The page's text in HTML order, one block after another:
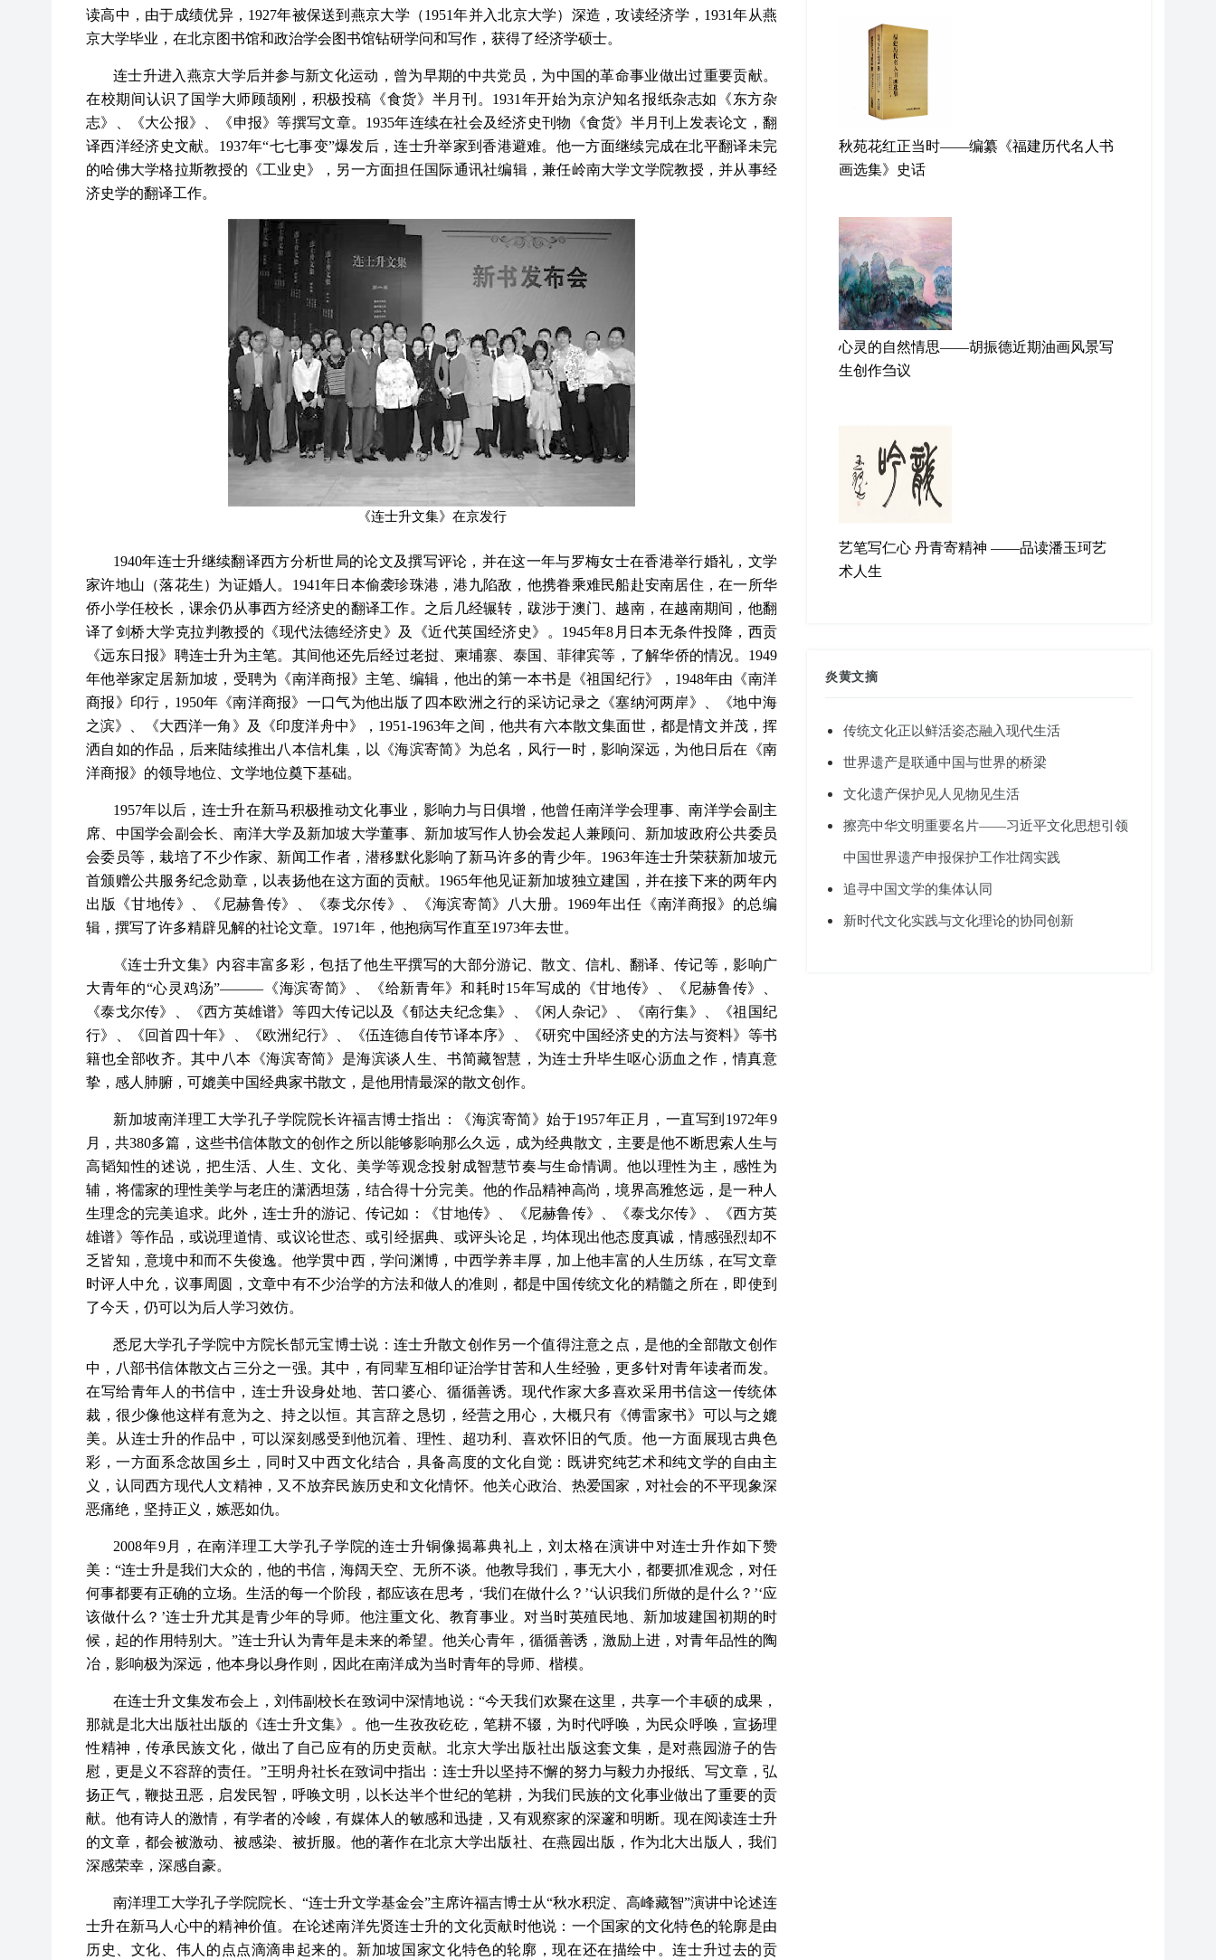
读高中，由于成绩优异，1927年被保送到燕京大学（1951年并入北京大学）深造，攻读经济学，1931年从燕
京大学毕业，在北京图书馆和政治学会图书馆钻研学问和写作，获得了经济学硕士。
连士升进入燕京大学后并参与新文化运动，曾为早期的中共党员，为中国的革命事业做出过重要贡献。
在校期间认识了国学大师顾颉刚，积极投稿《食货》半月刊。1931年开始为京沪知名报纸杂志如《东方杂
志》、《大公报》、《申报》等撰写文章。1935年连续在社会及经济史刊物《食货》半月刊上发表论文，翻
译西洋经济史文献。1937年“七七事变”爆发后，连士升举家到香港避难。他一方面继续完成在北平翻译未完
的哈佛大学格拉斯教授的《工业史》，另一方面担任国际通讯社编辑，兼任岭南大学文学院教授，并从事经
济史学的翻译工作。
《连士升文集》在京发行
1940年连士升继续翻译西方分析世局的论文及撰写评论，并在这一年与罗梅女士在香港举行婚礼，文学
家许地山（落花生）为证婚人。1941年日本偷袭珍珠港，港九陷敌，他携眷乘难民船赴安南居住，在一所华
侨小学任校长，课余仍从事西方经济史的翻译工作。之后几经辗转，跋涉于澳门、越南，在越南期间，他翻
译了剑桥大学克拉判教授的《现代法德经济史》及《近代英国经济史》。1945年8月日本无条件投降，西贡
《远东日报》聘连士升为主笔。其间他还先后经过老挝、柬埔寨、泰国、菲律宾等，了解华侨的情况。1949
年他举家定居新加坡，受聘为《南洋商报》主笔、编辑，他出的第一本书是《祖国纪行》，1948年由《南洋
商报》印行，1950年《南洋商报》一口气为他出版了四本欧洲之行的采访记录之《塞纳河两岸》、《地中海
之滨》、《大西洋一角》及《印度洋舟中》，1951-1963年之间，他共有六本散文集面世，都是情文并茂，挥
洒自如的作品，后来陆续推出八本信札集，以《海滨寄简》为总名，风行一时，影响深远，为他日后在《南
洋商报》的领导地位、文学地位奠下基础。
1957年以后，连士升在新马积极推动文化事业，影响力与日俱增，他曾任南洋学会理事、南洋学会副主
席、中国学会副会长、南洋大学及新加坡大学董事、新加坡写作人协会发起人兼顾问、新加坡政府公共委员
会委员等，栽培了不少作家、新闻工作者，潜移默化影响了新马许多的青少年。1963年连士升荣获新加坡元
首颁赠公共服务纪念勋章，以表扬他在这方面的贡献。1965年他见证新加坡独立建国，并在接下来的两年内
出版《甘地传》、《尼赫鲁传》、《泰戈尔传》、《海滨寄简》八大册。1969年出任《南洋商报》的总编
辑，撰写了许多精辟见解的社论文章。1971年，他抱病写作直至1973年去世。
《连士升文集》内容丰富多彩，包括了他生平撰写的大部分游记、散文、信札、翻译、传记等，影响广
大青年的“心灵鸡汤”———《海滨寄简》、《给新青年》和耗时15年写成的《甘地传》、《尼赫鲁传》、
《泰戈尔传》、《西方英雄谱》等四大传记以及《郁达夫纪念集》、《闲人杂记》、《南行集》、《祖国纪
行》、《回首四十年》、《欧洲纪行》、《伍连德自传节译本序》、《研究中国经济史的方法与资料》等书
籍也全部收齐。其中八本《海滨寄简》是海滨谈人生、书简藏智慧，为连士升毕生呕心沥血之作，情真意
挚，感人肺腑，可媲美中国经典家书散文，是他用情最深的散文创作。
新加坡南洋理工大学孔子学院院长许福吉博士指出：《海滨寄简》始于1957年正月，一直写到1972年9
月，共380多篇，这些书信体散文的创作之所以能够影响那么久远，成为经典散文，主要是他不断思索人生与
高韬知性的述说，把生活、人生、文化、美学等观念投射成智慧节奏与生命情调。他以理性为主，感性为
辅，将儒家的理性美学与老庄的潇洒坦荡，结合得十分完美。他的作品精神高尚，境界高雅悠远，是一种人
生理念的完美追求。此外，连士升的游记、传记如：《甘地传》、《尼赫鲁传》、《泰戈尔传》、《西方英
雄谱》等作品，或说理道情、或议论世态、或引经据典、或评头论足，均体现出他态度真诚，情感强烈却不
乏皆知，意境中和而不失俊逸。他学贯中西，学问渊博，中西学养丰厚，加上他丰富的人生历练，在写文章
时评人中允，议事周圆，文章中有不少治学的方法和做人的准则，都是中国传统文化的精髓之所在，即使到
了今天，仍可以为后人学习效仿。
悉尼大学孔子学院中方院长郜元宝博士说：连士升散文创作另一个值得注意之点，是他的全部散文创作
中，八部书信体散文占三分之一强。其中，有同辈互相印证治学甘苦和人生经验，更多针对青年读者而发。
在写给青年人的书信中，连士升设身处地、苦口婆心、循循善诱。现代作家大多喜欢采用书信这一传统体
裁，很少像他这样有意为之、持之以恒。其言辞之恳切，经营之用心，大概只有《傅雷家书》可以与之媲
美。从连士升的作品中，可以深刻感受到他沉着、理性、超功利、喜欢怀旧的气质。他一方面展现古典色
彩，一方面系念故国乡土，同时又中西文化结合，具备高度的文化自觉：既讲究纯艺术和纯文学的自由主
义，认同西方现代人文精神，又不放弃民族历史和文化情怀。他关心政治、热爱国家，对社会的不平现象深
恶痛绝，坚持正义，嫉恶如仇。
2008年9月，在南洋理工大学孔子学院的连士升铜像揭幕典礼上，刘太格在演讲中对连士升作如下赞
美：“连士升是我们大众的，他的书信，海阔天空、无所不谈。他教导我们，事无大小，都要抓准观念，对任
何事都要有正确的立场。生活的每一个阶段，都应该在思考，‘我们在做什么？’‘认识我们所做的是什么？’‘应
该做什么？’连士升尤其是青少年的导师。他注重文化、教育事业。对当时英殖民地、新加坡建国初期的时
候，起的作用特别大。”连士升认为青年是未来的希望。他关心青年，循循善诱，激励上进，对青年品性的陶
冶，影响极为深远，他本身以身作则，因此在南洋成为当时青年的导师、楷模。
在连士升文集发布会上，刘伟副校长在致词中深情地说：“今天我们欢聚在这里，共享一个丰硕的成果，
那就是北大出版社出版的《连士升文集》。他一生孜孜矻矻，笔耕不辍，为时代呼唤，为民众呼唤，宣扬理
性精神，传承民族文化，做出了自己应有的历史贡献。北京大学出版社出版这套文集，是对燕园游子的告
慰，更是义不容辞的责任。”王明舟社长在致词中指出：连士升以坚持不懈的努力与毅力办报纸、写文章，弘
扬正气，鞭挞丑恶，启发民智，呼唤文明，以长达半个世纪的笔耕，为我们民族的文化事业做出了重要的贡
献。他有诗人的激情，有学者的冷峻，有媒体人的敏感和迅捷，又有观察家的深邃和明断。现在阅读连士升
的文章，都会被激动、被感染、被折服。他的著作在北京大学出版社、在燕园出版，作为北大出版人，我们
深感荣幸，深感自豪。
南洋理工大学孔子学院院长、“连士升文学基金会”主席许福吉博士从“秋水积淀、高峰藏智”演讲中论述连
士升在新马人心中的精神价值。在论述南洋先贤连士升的文化贡献时他说：一个国家的文化特色的轮廓是由
历史、文化、伟人的点点滴滴串起来的。新加坡国家文化特色的轮廓，现在还在描绘中。连士升过去的贡
秋苑花红正当时——编纂《福建历代名人书
画选集》史话
心灵的自然情思——胡振德近期油画风景写
生创作刍议
艺笔写仁心 丹青寄精神 ——品读潘玉珂艺
术人生
炎黄文摘
传统文化正以鲜活姿态融入现代生活
世界遗产是联通中国与世界的桥梁
文化遗产保护见人见物见生活
擦亮中华文明重要名片——习近平文化思想引领
中国世界遗产申报保护工作壮阔实践
追寻中国文学的集体认同
新时代文化实践与文化理论的协同创新